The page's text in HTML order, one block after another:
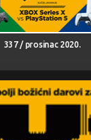
337 / prosinac 2020.